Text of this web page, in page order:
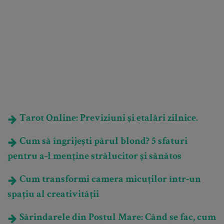
Tarot Online: Previziuni și etalări zilnice.
Cum să îngrijești părul blond? 5 sfaturi
pentru a-l menține strălucitor și sănătos
Cum transformi camera micuților într-un
spațiu al creativității
Sărindarele din Postul Mare: Când se fac, cum